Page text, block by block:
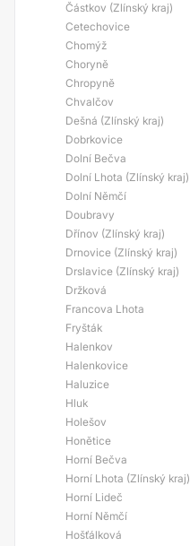
Částkov (Zlínský kraj)
Cetechovice
Chomýž
Choryně
Chropyně
Chvalčov
Dešná (Zlínský kraj)
Dobrkovice
Dolní Bečva
Dolní Lhota (Zlínský kraj)
Dolní Němčí
Doubravy
Dřínov (Zlínský kraj)
Drnovice (Zlínský kraj)
Drslavice (Zlínský kraj)
Držková
Francova Lhota
Fryšták
Halenkov
Halenkovice
Haluzice
Hluk
Holešov
Honětice
Horní Bečva
Horní Lhota (Zlínský kraj)
Horní Lideč
Horní Němčí
Hošťálková